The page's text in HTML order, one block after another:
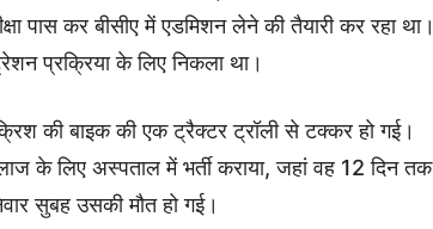
पास कर बीसीए में एडमिशन लेने की तैयारी कर रहा था।
प्रक्रिया के लिए निकला था।
की बाइक की एक ट्रैक्टर ट्रॉली से टक्कर हो गई।
के लिए अस्पताल में भर्ती कराया, जहां वह 12 दिन तक
सुबह उसकी मौत हो गई।